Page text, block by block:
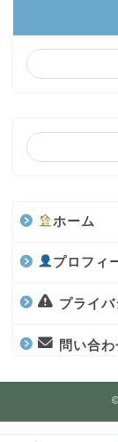
ホーム
プロフィ
プライ
問い合わ